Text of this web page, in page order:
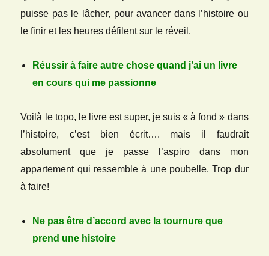
puisse pas le lâcher, pour avancer dans l’histoire ou
le finir et les heures défilent sur le réveil.
Réussir à faire autre chose quand j’ai un livre
en cours qui me passionne
Voilà le topo, le livre est super, je suis « à fond » dans
l’histoire, c’est bien écrit…. mais il faudrait
absolument que je passe l’aspiro dans mon
appartement qui ressemble à une poubelle. Trop dur
à faire!
Ne pas être d’accord avec la tournure que
prend une histoire